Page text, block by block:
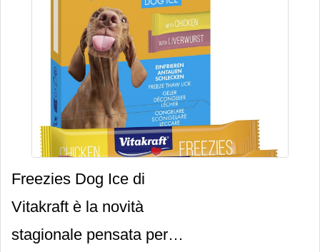
Freezies Dog Ice di
Vitakraft è la novità
stagionale pensata per